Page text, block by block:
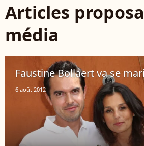
Articles
média
Faustine Bollaert va se
6 août 2012